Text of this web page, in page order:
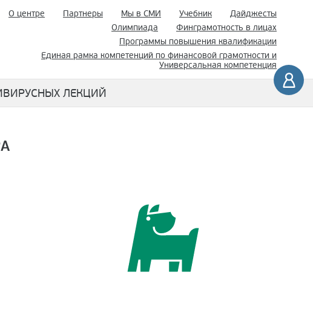
О центре Партнеры Мы в СМИ Учебник
Дайджесты
Олимпиада
Финграмотность в лицах
Программы повышения квалификации
Единая рамка компетенций по финансовой грамотности и
Универсальная компетенция
ЛЕКЦИЙ